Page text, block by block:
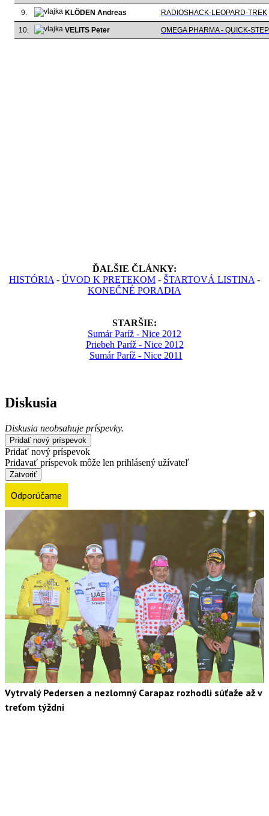
9. KLÖDEN Andreas RADIOSHACK-LEOPARD-TREK
10. VELITS Peter OMEGA PHARMA - QUICK-STEP
ĎALŠIE ČLÁNKY:
HISTÓRIA - ÚVOD K PRETEKOM - ŠTARTOVÁ LISTINA -
KONEČNÉ PORADIA
STARŠIE:
Sumár Paríž - Nice 2012
Priebeh Paríž - Nice 2012
Sumár Paríž - Nice 2011
Diskusia
Diskusia neobsahuje príspevky.
Pridať nový príspevok
Pridať nový príspevok
Pridavať príspevok môže len prihlásený užívateľ
Zatvoriť
Odporúčame
Vytrvalý Pedersen a nezlomný Carapaz rozhodli súťaže až v
treťom týždni